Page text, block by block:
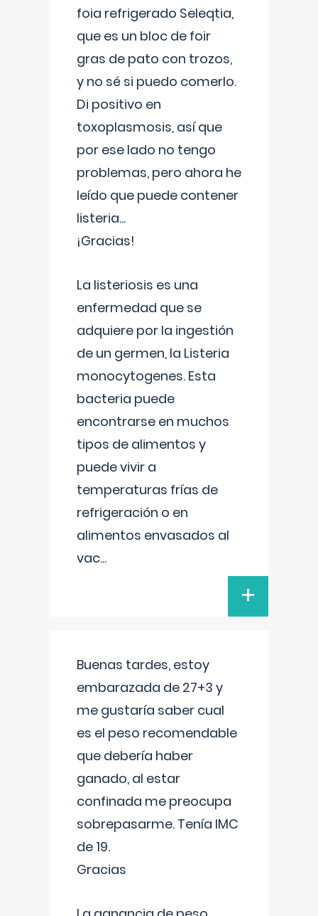
foia refrigerado Seleqtia,
que es un bloc de foir
gras de pato con trozos,
y no sé si puedo comerlo.
Di positivo en
toxoplasmosis, así que
por ese lado no tengo
problemas, pero ahora he
leído que puede contener
listeria...
¡Gracias!
La listeriosis es una
enfermedad que se
adquiere por la ingestión
de un germen, la Listeria
monocytogenes. Esta
bacteria puede
encontrarse en muchos
tipos de alimentos y
puede vivir a
temperaturas frías de
refrigeración o en
alimentos envasados al
vac...
+
Buenas tardes, estoy
embarazada de 27+3 y
me gustaría saber cual
es el peso recomendable
que debería haber
ganado, al estar
confinada me preocupa
sobrepasarme. Tenía IMC
de 19.
Gracias